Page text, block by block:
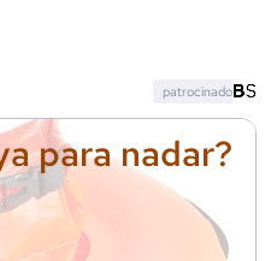
para nadar?
patrocinado